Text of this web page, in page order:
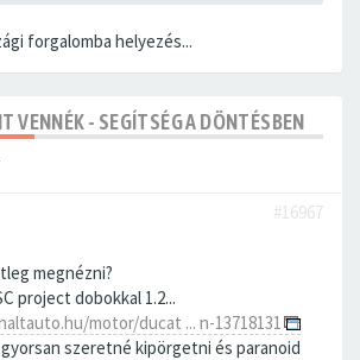
forgalomba helyezés...
VENNÉK - SEGÍTSÉG A DÖNTÉSBEN
#16967
megnézni?
project dobokkal 1.2...
motor/ducat ... n-13718131
szeretné kipörgetni és paranoid